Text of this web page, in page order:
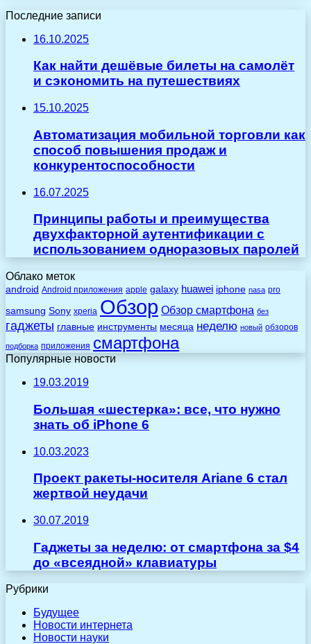
Последние записи
16.10.2025
Как найти дешёвые билеты на самолёт
и сэкономить на путешествиях
15.10.2025
Автоматизация мобильной торговли как
способ повышения продаж и
конкурентоспособности
16.07.2025
Принципы работы и преимущества
двухфакторной аутентификации с
использованием одноразовых паролей
Облако меток
android Android приложения apple galaxy huawei iphone nasa pro
samsung Sony xperia Обзор Обзор смартфона без
гаджеты главные инструменты месяца неделю новый обзоров
подборка приложения смартфона
Популярные новости
19.03.2019
Большая «шестерка»: все, что нужно
знать об iPhone 6
10.03.2023
Проект ракеты-носителя Ariane 6 стал
жертвой неудачи
30.07.2019
Гаджеты за неделю: от смартфона за $4
до «всеядной» клавиатуры
Рубрики
Будущее
Новости интернета
Новости науки